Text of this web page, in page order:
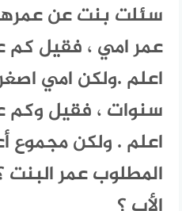
سئلت بنت عن
عمر امي ، فقيل كم
اعلم .ولكن امي
سنوات ، فقيل وكم
المطلوب عمر البنت